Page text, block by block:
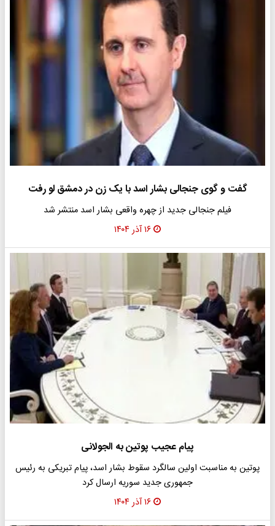
گفت و گوی جنجالی بشار اسد با یک زن در دمشق لو رفت
فیلم جنجالی جدید از چهره واقعی بشار اسد منتشر شد
۱۶ آذر ۱۴۰۴
پیام عجیب پوتین به الجولانی
پوتین به مناسبت اولین سالگرد سقوط بشار اسد، پیام تبریکی به رئیس
جمهوری جدید سوریه ارسال کرد
۱۶ آذر ۱۴۰۴